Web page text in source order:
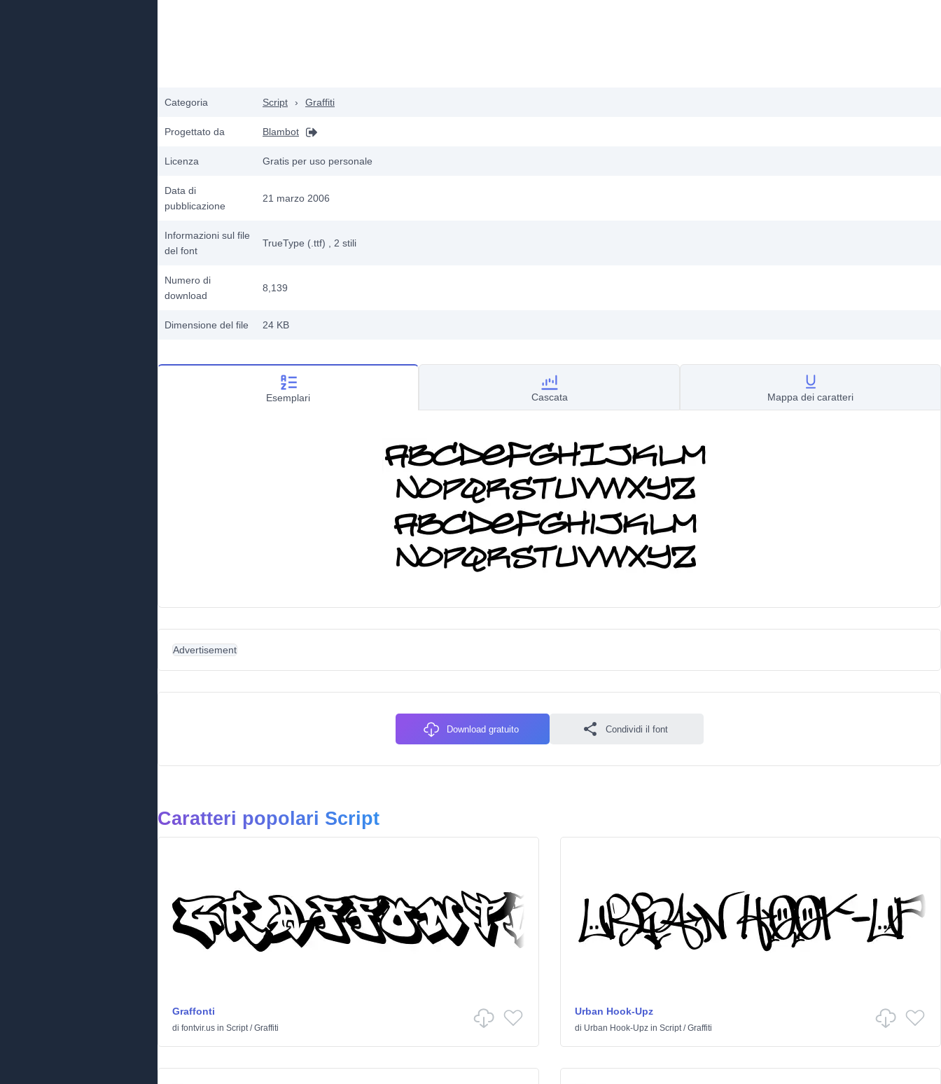
Categoria Script › Graffiti
Progettato da Blambot
Licenza Gratis per uso personale
Data di
pubblicazione
21 marzo 2006
Informazioni sul file
del font
TrueType (.ttf) , 2 stili
Numero di
download
8,139
Dimensione del file 24 KB
Esemplari Cascata Mappa dei caratteri
Advertisement
Download gratuito Condividi il font
Caratteri popolari Script
Graffonti
di fontvir.us in Script/Graffiti
Urban Hook-Upz
di Urban Hook-Upzin Script/Graffiti